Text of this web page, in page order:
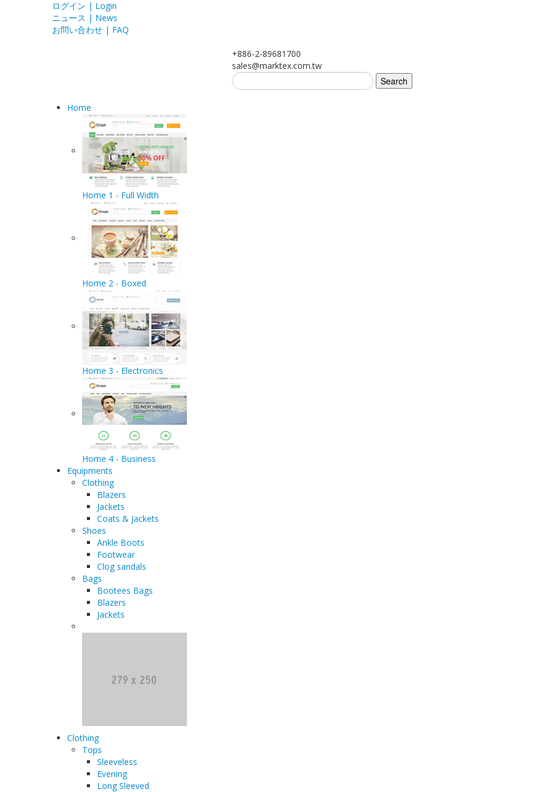
ログイン | Login
ニュース | News
お問い合わせ | FAQ
+886-2-89681700
sales@marktex.com.tw
Home
Home 1 - Full Width
Home 2 - Boxed
Home 3 - Electronics
Home 4 - Business
Equipments
Clothing
Blazers
Jackets
Coats & Jackets
Shoes
Ankle Boots
Footwear
Clog sandals
Bags
Bootees Bags
Blazers
Jackets
Clothing
Tops
Sleeveless
Evening
Long Sleeved